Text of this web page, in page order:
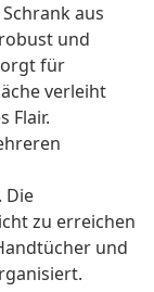
aus
und
für
verleiht
Flair.
Die
zu erreichen
und